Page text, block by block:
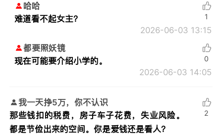
哈哈
难道看不起女主？
2026-06-03 13:15
1
都要照妖镜
现在可能要介绍小学的。
2026-06-03 14:05
0
我一天挣5万，你不认识
那些钱扣的税费，房子车子花费，失业风险。
都是节俭出来的空间。你是爱钱还是看人？
2